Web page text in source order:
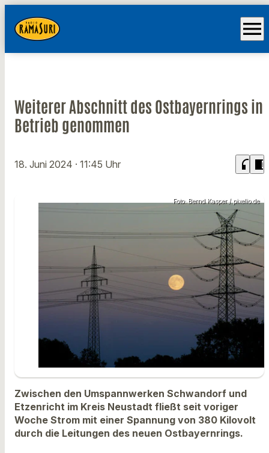
menu
Weiterer Abschnitt des Ostbayernrings in
Betrieb genommen
18. Juni 2024 · 11:45 Uhr headphones chrome_reader_mode
Foto: Bernd Kasper / pixelio.de
Zwischen den Umspannwerken Schwandorf und
Etzenricht im Kreis Neustadt fließt seit voriger
Woche Strom mit einer Spannung von 380 Kilovolt
durch die Leitungen des neuen Ostbayernrings.